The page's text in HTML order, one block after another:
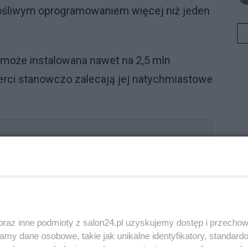
oprogramowaniem więcej niż jeden
instalowana nawet na 2,5 mln
stanowczo zalecają jej natychmiastowe
sąsiedzi to zaakceptują
inne podmioty z salon24.pl uzyskujemy dostęp i
dane osobowe, takie jak unikalne identyfikatory,